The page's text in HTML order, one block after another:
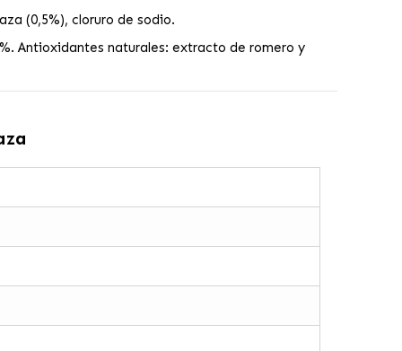
(0,5%), cloruro de sodio.
Antioxidantes naturales: extracto de romero y